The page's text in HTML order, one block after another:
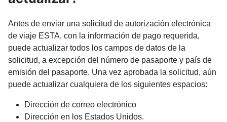
Antes de enviar una solicitud de autorización electrónica
de viaje ESTA, con la información de pago requerida,
puede actualizar todos los campos de datos de la
solicitud, a excepción del número de pasaporte y país de
emisión del pasaporte. Una vez aprobada la solicitud, aún
puede actualizar cualquiera de los siguientes espacios:
Dirección de correo electrónico
Dirección en los Estados Unidos.